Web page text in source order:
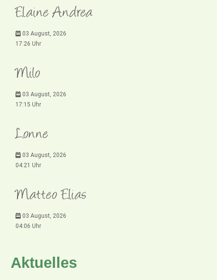
Elaine Andrea
03 August, 2026
17:26 Uhr
Milo
03 August, 2026
17:15 Uhr
Lonne
03 August, 2026
04:21 Uhr
Matteo Elias
03 August, 2026
04:06 Uhr
Aktuelles